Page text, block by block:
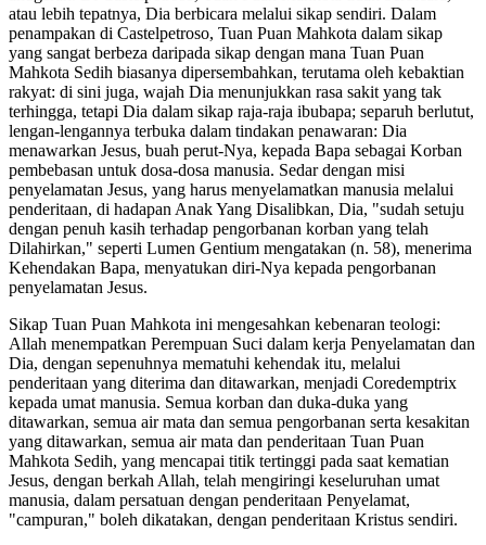
atau lebih tepatnya, Dia berbicara melalui sikap sendiri. Dalam
penampakan di Castelpetroso, Tuan Puan Mahkota dalam sikap
yang sangat berbeza daripada sikap dengan mana Tuan Puan
Mahkota Sedih biasanya dipersembahkan, terutama oleh kebaktian
rakyat: di sini juga, wajah Dia menunjukkan rasa sakit yang tak
terhingga, tetapi Dia dalam sikap raja-raja ibubapa; separuh berlutut,
lengan-lengannya terbuka dalam tindakan penawaran: Dia
menawarkan Jesus, buah perut-Nya, kepada Bapa sebagai Korban
pembebasan untuk dosa-dosa manusia. Sedar dengan misi
penyelamatan Jesus, yang harus menyelamatkan manusia melalui
penderitaan, di hadapan Anak Yang Disalibkan, Dia, "sudah setuju
dengan penuh kasih terhadap pengorbanan korban yang telah
Dilahirkan," seperti Lumen Gentium mengatakan (n. 58), menerima
Kehendakan Bapa, menyatukan diri-Nya kepada pengorbanan
penyelamatan Jesus.
Sikap Tuan Puan Mahkota ini mengesahkan kebenaran teologi:
Allah menempatkan Perempuan Suci dalam kerja Penyelamatan dan
Dia, dengan sepenuhnya mematuhi kehendak itu, melalui
penderitaan yang diterima dan ditawarkan, menjadi Coredemptrix
kepada umat manusia. Semua korban dan duka-duka yang
ditawarkan, semua air mata dan semua pengorbanan serta kesakitan
yang ditawarkan, semua air mata dan penderitaan Tuan Puan
Mahkota Sedih, yang mencapai titik tertinggi pada saat kematian
Jesus, dengan berkah Allah, telah mengiringi keseluruhan umat
manusia, dalam persatuan dengan penderitaan Penyelamat,
"campuran," boleh dikatakan, dengan penderitaan Kristus sendiri.